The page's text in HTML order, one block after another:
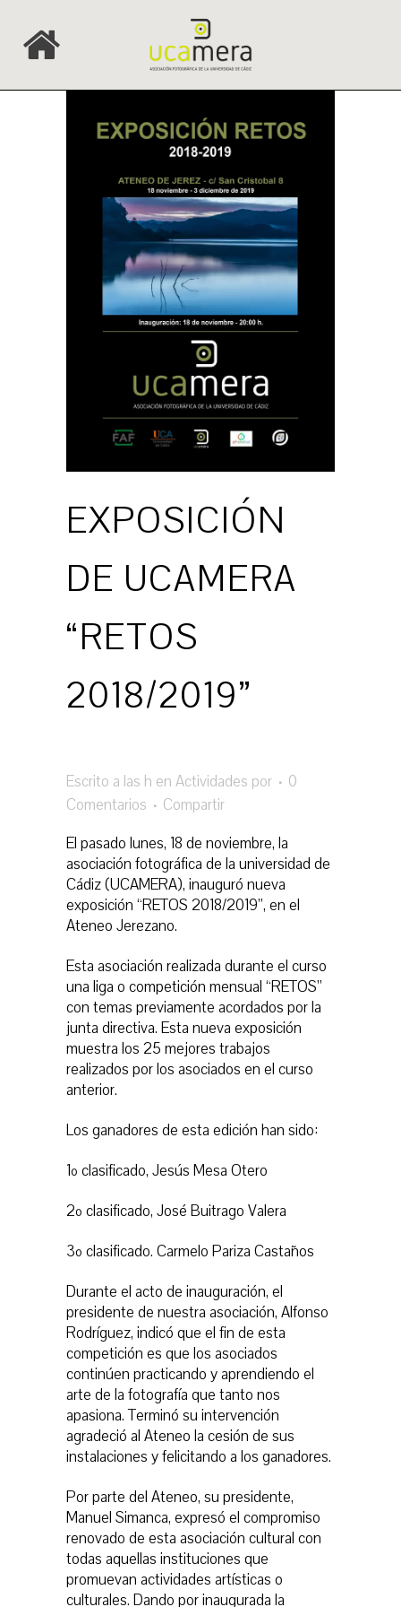
EXPOSICIÓN
DE UCAMERA
“RETOS
2018/2019”
Escrito a las h en Actividades por
0
Comentarios
Compartir
El pasado lunes, 18 de noviembre, la
asociación fotográfica de la universidad de
Cádiz (UCAMERA), inauguró nueva
exposición “RETOS 2018/2019”, en el
Ateneo Jerezano.
Esta asociación realizada durante el curso
una liga o competición mensual “RETOS”
con temas previamente acordados por la
junta directiva. Esta nueva exposición
muestra los 25 mejores trabajos
realizados por los asociados en el curso
anterior.
Los ganadores de esta edición han sido:
1º clasificado, Jesús Mesa Otero
2º clasificado, José Buitrago Valera
3º clasificado. Carmelo Pariza Castaños
Durante el acto de inauguración, el
presidente de nuestra asociación, Alfonso
Rodríguez, indicó que el fin de esta
competición es que los asociados
continúen practicando y aprendiendo el
arte de la fotografía que tanto nos
apasiona. Terminó su intervención
agradeció al Ateneo la cesión de sus
instalaciones y felicitando a los ganadores.
Por parte del Ateneo, su presidente,
Manuel Simanca, expresó el compromiso
renovado de esta asociación cultural con
todas aquellas instituciones que
promuevan actividades artísticas o
culturales. Dando por inaugurada la